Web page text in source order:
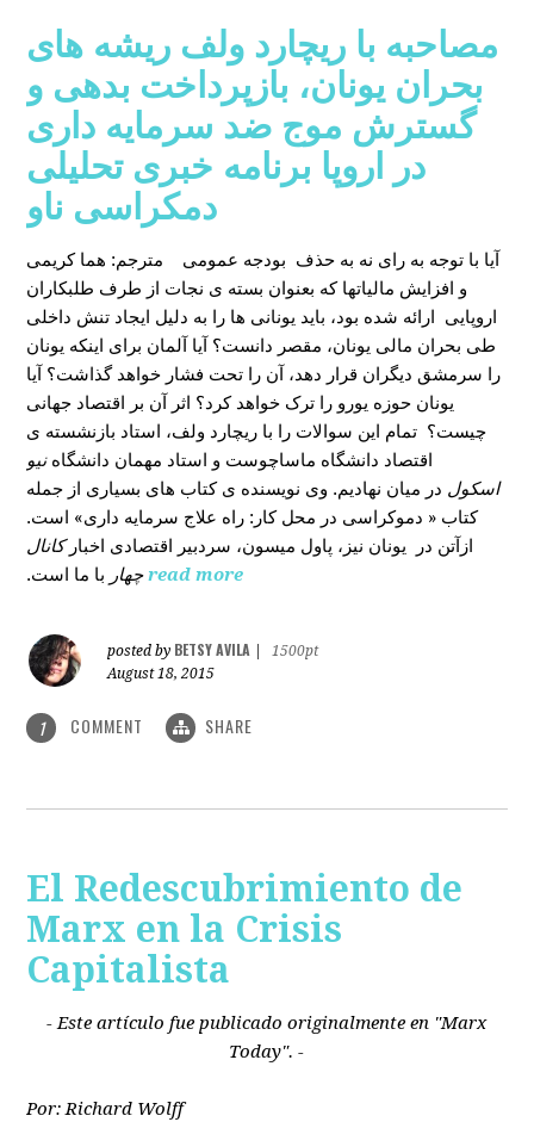
مصاحبه با ریچارد ولف ریشه های
بحران یونان، بازپرداخت بدهی و
گسترش موج ضد سرمایه داری
در اروپا برنامه خبری تحلیلی
دمکراسی ناو
مترجم: هما کریمی
آیا با توجه به رای نه به حذف بودجه عمومی
و افزایش مالیاتها که بعنوان بسته ی نجات از طرف طلبکاران
اروپایی ارائه شده بود، باید یونانی ها را به دلیل ایجاد تنش داخلی
طی بحران مالی یونان، مقصر دانست؟ آیا آلمان برای اینکه یونان
را سرمشق دیگران قرار دهد، آن را تحت فشار خواهد گذاشت؟ آیا
یونان حوزه یورو را ترک خواهد کرد؟ اثر آن بر اقتصاد جهانی
چیست؟ تمام این سوالات را با ریچارد ولف، استاد بازنشسته ی
اقتصاد دانشگاه ماساچوست و استاد مهمان دانشگاهنیو
اسکول در میان نهادیم. وی نویسنده ی کتاب های بسیاری از جمله
کتاب « دموکراسی در محل کار: راه علاج سرمایه داری» است.
ازآتن در یونان نیز، پاول میسون، سردبیر اقتصادی اخبارکانال
چهار با ما است. read more
posted by BETSY AVILA
1500pt
August 18, 2015
1 COMMENT SHARE
El Redescubrimiento de
Marx en la Crisis
Capitalista
- Este artículo fue publicado originalmente en "Marx
Today". -
Por: Richard Wolff